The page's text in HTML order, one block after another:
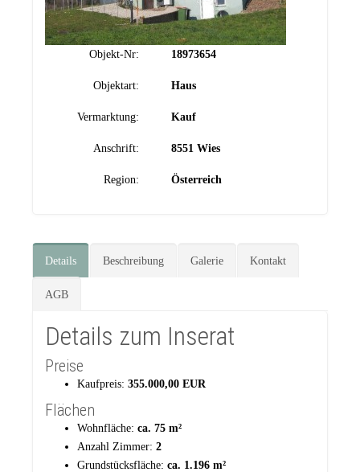
Objekt-Nr: 18973654
Objektart: Haus
Vermarktung: Kauf
Anschrift: 8551 Wies
Region: Österreich
Details Beschreibung Galerie Kontakt
AGB
Details zum Inserat
Preise
Kaufpreis: 355.000,00 EUR
Flächen
Wohnfläche: ca. 75 m²
Anzahl Zimmer: 2
Grundstücksfläche: ca. 1.196 m²